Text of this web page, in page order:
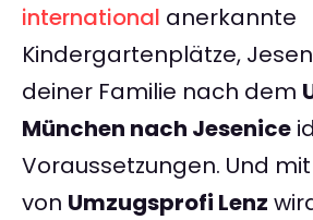
international anerkannte
Kindergartenplätze,
deiner Familie nach dem
München nach Jesenice
Voraussetzungen. Und
von Umzugsprofi Lenz